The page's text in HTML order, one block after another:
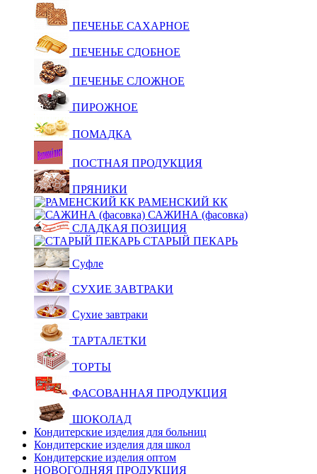
ПЕЧЕНЬЕ САХАРНОЕ
ПЕЧЕНЬЕ СДОБНОЕ
ПЕЧЕНЬЕ СЛОЖНОЕ
ПИРОЖНОЕ
ПОМАДКА
ПОСТНАЯ ПРОДУКЦИЯ
ПРЯНИКИ
РАМЕНСКИЙ КК
САЖИНА (фасовка)
СЛАДКАЯ ПОЗИЦИЯ
СТАРЫЙ ПЕКАРЬ
Суфле
СУХИЕ ЗАВТРАКИ
Сухие завтраки
ТАРТАЛЕТКИ
ТОРТЫ
ФАСОВАННАЯ ПРОДУКЦИЯ
ШОКОЛАД
Кондитерские изделия для больниц
Кондитерские изделия для школ
Кондитерские изделия оптом
НОВОГОДНЯЯ ПРОДУКЦИЯ